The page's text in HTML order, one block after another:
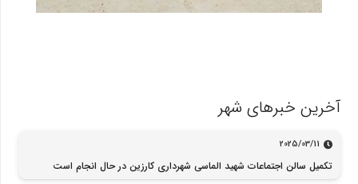
آخرین خبرهای شهر
2025/03/11
تکمیل سالن اجتماعات شهید الماسی شهرداری کارزین در حال انجام است